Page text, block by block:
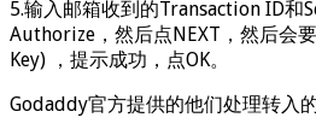
5.输入邮箱收到的Transaction ID和
Authorize，然后点NEXT，然后会
Key) ，提示成功，点OK。
Godaddy官方提供的他们处理转入